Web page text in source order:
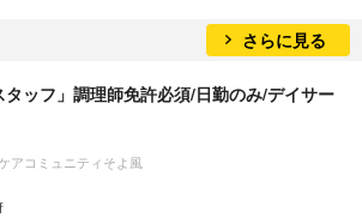
さらに見る
タッフ」調理師免許必須/日勤のみ/デイサー
アコミュニティそよ風